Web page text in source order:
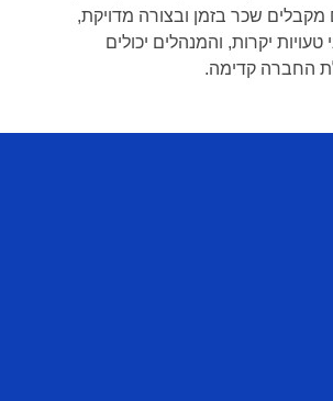
מקבלים שכר בזמן ובצורה מדויקת,
טעויות יקרות, והמנהלים יכולים
החברה קדימה.